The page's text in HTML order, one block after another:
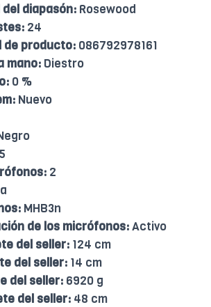
diapasón: Rosewood
24
de producto: 086792978161
mano: Diestro
0 %
Nuevo
2
MHB3n
de los micrófonos:Activo
del seller: 124 cm
del seller: 14 cm
del seller: 6920 g
del seller: 48 cm